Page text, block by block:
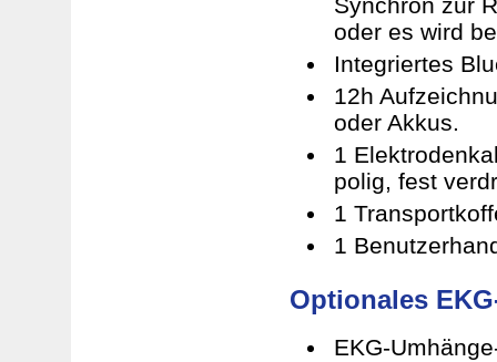
oder es wird
Integriertes
12h
oder Akkus.
1
polig, fest
1
1
Optionales
EKG-